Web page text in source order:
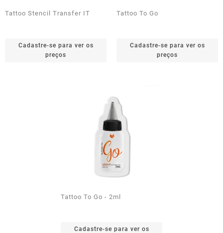
Tattoo Stencil Transfer IT
Cadastre-se para ver os
preços
Tattoo To Go
Cadastre-se para ver os
preços
Tattoo To Go - 2ml
Cadastre-se para ver os